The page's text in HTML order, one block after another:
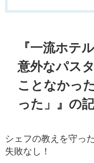
『一流ホテ
意外なパス
ことなかっ
った」』の
シェフの教えを守っ
失敗なし！